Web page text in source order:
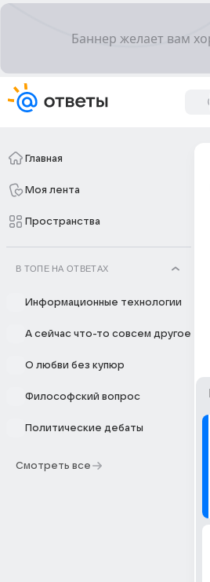
Главная
Моя лента
Пространства
В ТОПЕ НА ОТВЕТАХ
Информационные технологии
А сейчас что-то совсем другое
О любви без купюр
Философский вопрос
Политические дебаты
Смотреть все